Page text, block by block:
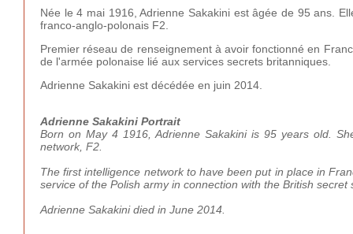
Née le 4 mai 1916, Adrienne Sakakini est âgée de 95 ans.
franco-anglo-polonais F2.
Premier réseau de renseignement à avoir fonctionné en
de l'armée polonaise lié aux services secrets britanniques.
Adrienne Sakakini est décédée en juin 2014.
Adrienne Sakakini Portrait
Born on May 4 1916, Adrienne Sakakini is 95 years old.
network, F2.
The first intelligence network to have been put in place in
service of the Polish army in connection with the British secret
Adrienne Sakakini died in June 2014.